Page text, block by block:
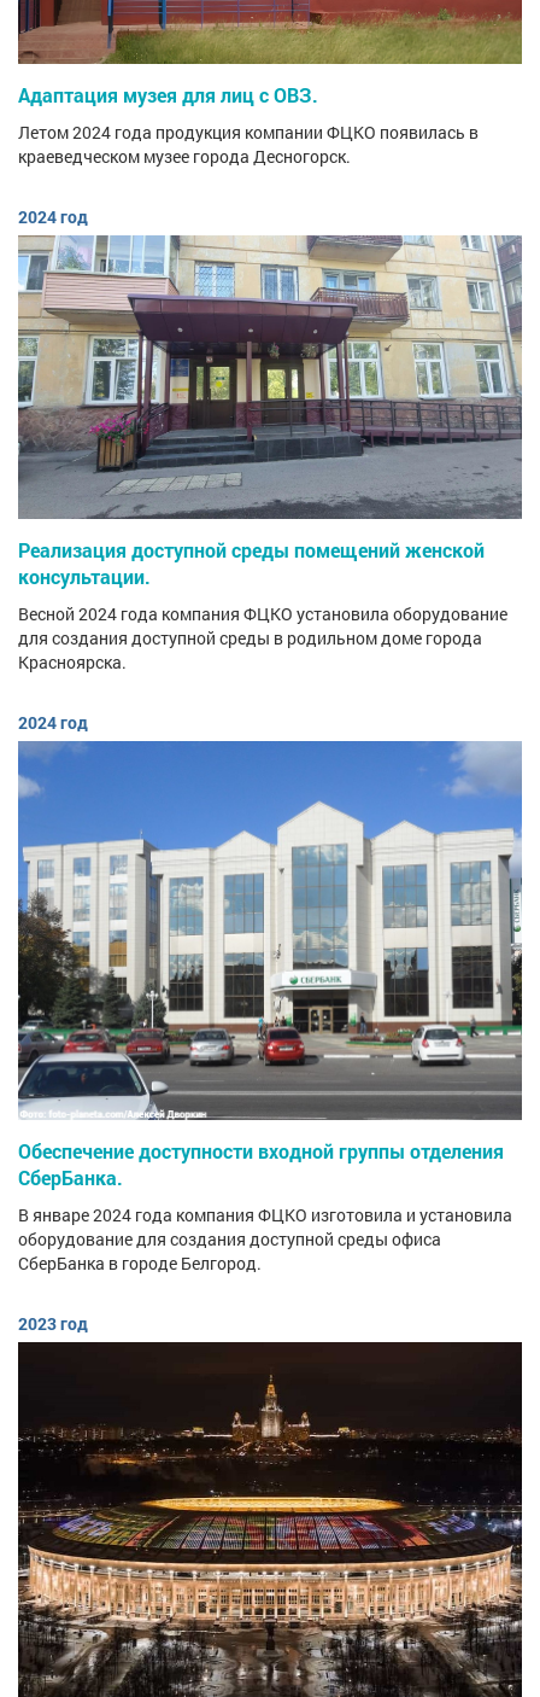
Адаптация музея для лиц с ОВЗ.
Летом 2024 года продукция компании ФЦКО появилась в
краеведческом музее города Десногорск.
2024 год
Реализация доступной среды помещений женской
консультации.
Весной 2024 года компания ФЦКО установила оборудование
для создания доступной среды в родильном доме города
Красноярска.
2024 год
Обеспечение доступности входной группы отделения
СберБанка.
В январе 2024 года компания ФЦКО изготовила и установила
оборудование для создания доступной среды офиса
СберБанка в городе Белгород.
2023 год